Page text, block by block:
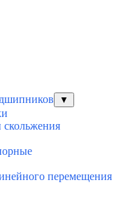
▼
перемещения